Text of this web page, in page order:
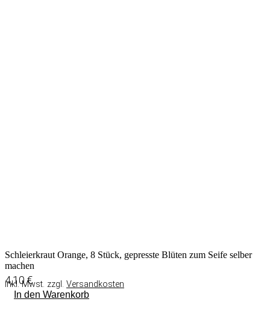
Schleierkraut Orange, 8 Stück, gepresste Blüten zum Seife selber
machen
4,10€
inkl. Mwst. zzgl. Versandkosten
In den Warenkorb